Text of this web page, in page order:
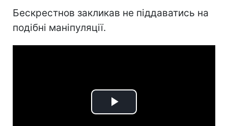
Бескрестнов закликав не піддаватись на
подібні маніпуляції.
Play